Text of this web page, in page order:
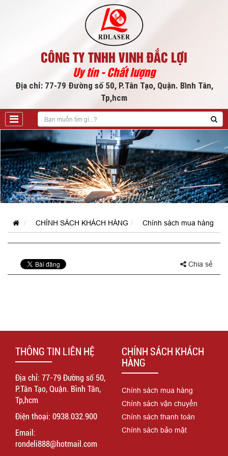
CÔNG TY TNHH VINH ĐẮC LỢI
Uy tín - Chất lượng
Địa chỉ: 77-79 Đường số 50, P.Tân Tạo, Quận. Bình Tân,
Tp,hcm
CHÍNH SÁCH KHÁCH HÀNG Chính sách mua hàng
Chia sẻ
THÔNG TIN LIÊN HỆ
Địa chỉ: 77-79 Đường số 50,
P.Tân Tạo, Quận. Bình Tân,
Tp,hcm
Điện thoại: 0938.032.900
Email:
rondeli888@hotmail.com
CHÍNH SÁCH KHÁCH
HÀNG
Chính sách mua hàng
Chính sách vận chuyển
Chính sách thanh toán
Chính sách bảo mật